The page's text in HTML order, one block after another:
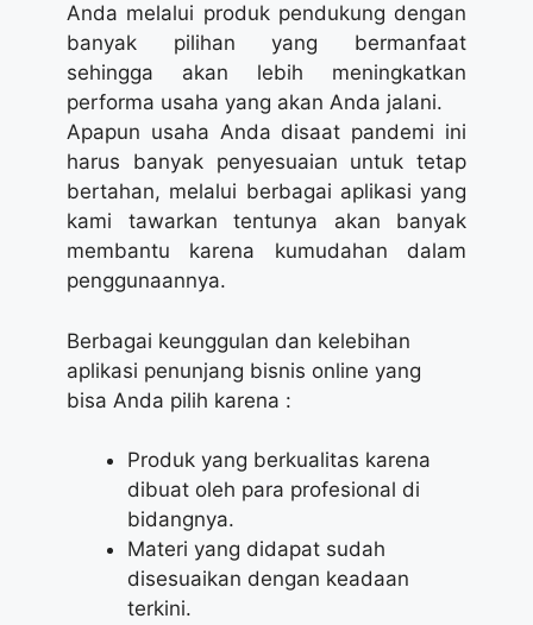
Anda melalui produk pendukung dengan
banyak pilihan yang bermanfaat
sehingga akan lebih meningkatkan
performa usaha yang akan Anda jalani.
Apapun usaha Anda disaat pandemi ini
harus banyak penyesuaian untuk tetap
bertahan, melalui berbagai aplikasi yang
kami tawarkan tentunya akan banyak
membantu karena kumudahan dalam
penggunaannya.
Berbagai keunggulan dan kelebihan
aplikasi penunjang bisnis online yang
bisa Anda pilih karena :
Produk yang berkualitas karena
dibuat oleh para profesional di
bidangnya.
Materi yang didapat sudah
disesuaikan dengan keadaan
terkini.